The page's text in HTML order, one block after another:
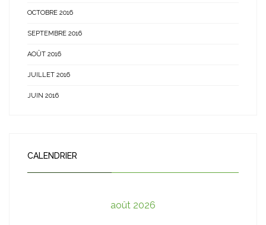
OCTOBRE 2016
SEPTEMBRE 2016
AOÛT 2016
JUILLET 2016
JUIN 2016
CALENDRIER
août 2026